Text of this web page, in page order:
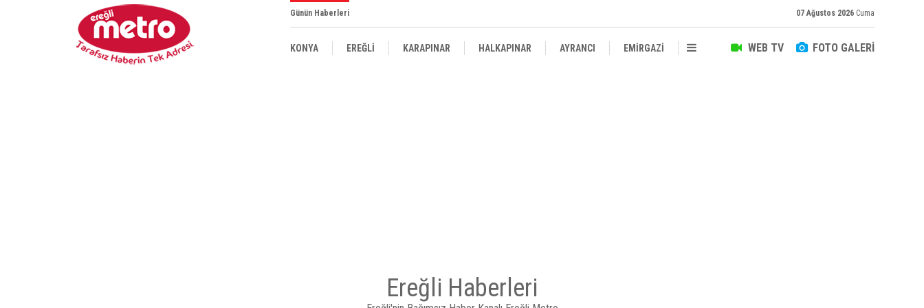
Günün Haberleri 07 Ağustos 2026 Cuma
WEB TV FOTO GALERİ
KONYA EREĞLİ KARAPINAR HALKAPINAR AYRANCI EMİRGAZİ
Ereğli Haberleri